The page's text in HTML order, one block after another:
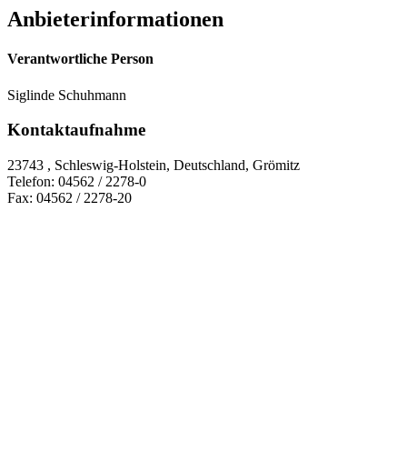
Anbieterinformationen
Verantwortliche Person
Siglinde Schuhmann
Kontaktaufnahme
23743 , Schleswig-Holstein, Deutschland, Grömitz
Telefon: 04562 / 2278-0
Fax: 04562 / 2278-20